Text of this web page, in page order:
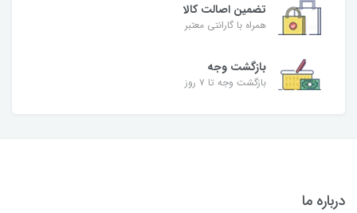
تضمین اصالت کالا
همراه با گارانتی معتبر
بازگشت وجه
بازگشت وجه تا ۷ روز
درباره ما